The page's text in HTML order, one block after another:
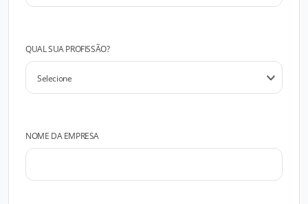
QUAL SUA PROFISSÃO?
NOME DA EMPRESA